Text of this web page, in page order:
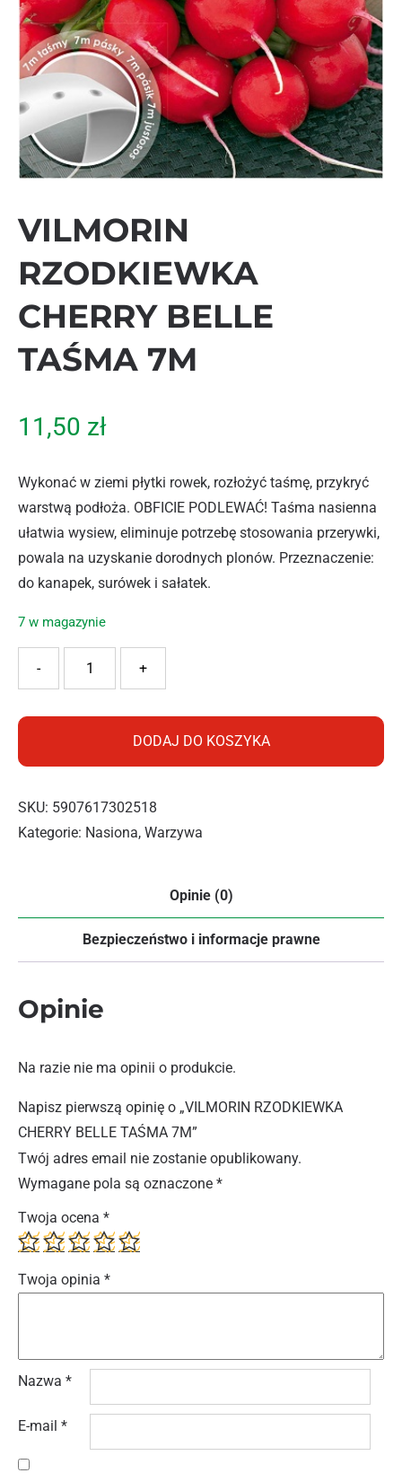
VILMORIN
RZODKIEWKA
CHERRY BELLE
TAŚMA 7M
11,50 zł
Wykonać w ziemi płytki rowek, rozłożyć taśmę, przykryć
warstwą podłoża. OBFICIE PODLEWAĆ! Taśma nasienna
ułatwia wysiew, eliminuje potrzebę stosowania przerywki,
powala na uzyskanie dorodnych plonów. Przeznaczenie:
do kanapek, surówek i sałatek.
7 w magazynie
ilość VILMORIN RZODKIEWKA CHERRY BELLE TAŚMA 7M
+
-
DODAJ DO KOSZYKA
SKU: 5907617302518
Kategorie: Nasiona, Warzywa
Opinie (0)
Bezpieczeństwo i informacje prawne
Opinie
Na razie nie ma opinii o produkcie.
Napisz pierwszą opinię o „VILMORIN RZODKIEWKA
CHERRY BELLE TAŚMA 7M”
Twój adres email nie zostanie opublikowany.
Wymagane pola są oznaczone *
Twoja ocena *
Twoja opinia *
Nazwa *
E-mail *